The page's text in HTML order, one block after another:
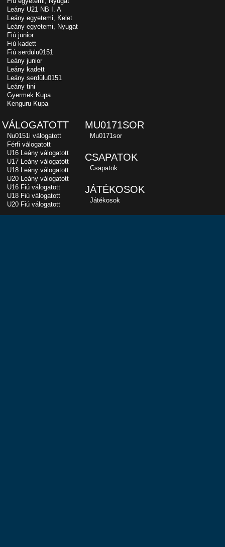
Leány U21 NB I. A
Leány egyetemi, Kelet
Leány egyetemi, Nyugat
Fiú junior
Fiú kadett
Fiú serdülu0151
Leány junior
Leány kadett
Leány serdülu0151
Leány tini
Gyermek Kupa
Kenguru Kupa
VÁLOGATOTT
Nu0151i válogatott
Férfi válogatott
U16 Leány válogatott
U17 Leány válogatott
U18 Leány válogatott
U20 Leány válogatott
U16 Fiú válogatott
U18 Fiú válogatott
U20 Fiú válogatott
MU0171SOR
Mu0171sor
CSAPATOK
Csapatok
JÁTÉKOSOK
Játékosok